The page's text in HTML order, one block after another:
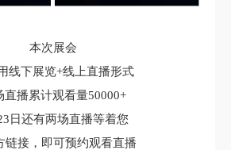
本次展会
线下展览+线上直播形式
直播累计观看量50000+
日还有两场直播等着您
链接，即可预约观看直播